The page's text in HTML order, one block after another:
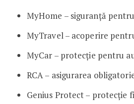
MyHome – siguranță
MyTravel – acoperire
MyCar – protecție pentru
RCA – asigurarea
Genius Protect – protecție